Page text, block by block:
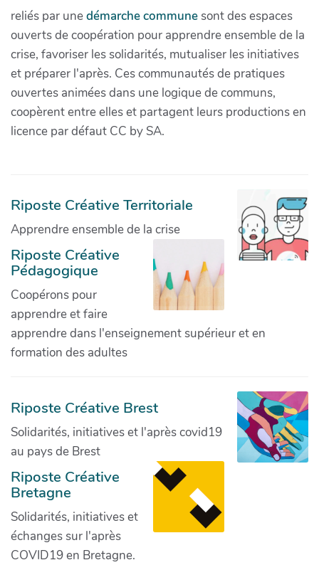
reliés par unedémarche communesont des espaces
ouverts de coopération pour apprendre ensemble de la
crise, favoriser les solidarités, mutualiser les initiatives
et préparer l'après. Ces communautés de pratiques
ouvertes animées dans une logique de communs,
coopèrent entre elles et partagent leurs productions en
licence par défaut CC by SA.
Riposte Créative Territoriale
Apprendre ensemble de la crise
Riposte Créative
Pédagogique
Coopérons pour
apprendre et faire
apprendre dans l'enseignement supérieur et en
formation des adultes
Riposte Créative Brest
Solidarités, initiatives et l'après covid19
au pays de Brest
Riposte Créative
Bretagne
Solidarités, initiatives et
échanges sur l'après
COVID19 en Bretagne.